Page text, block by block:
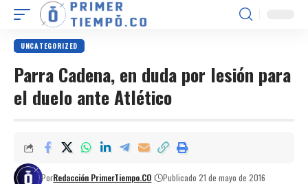
UNCATEGORIZED
Parra Cadena, en duda por lesión para
el duelo ante Atlético
PorRedacción PrimerTiempo.CO Publicado 21 de mayo de 2016